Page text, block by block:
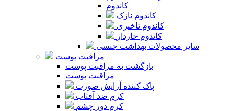
کاندوم
کاندوم نازک
کاندوم تاخیری
کاندوم خاردار
سایر محصولات بهداشت جنسی
مراقبت پوست
بازگشت به مراقبت پوست
مراقبت پوست
پاک کننده آرایش صورت
کرم ضد آفتاب
کرم دور چشم